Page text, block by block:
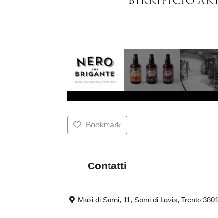
Bookmark
Contatti
Masi di Sorni, 11, Sorni di Lavis, Trento